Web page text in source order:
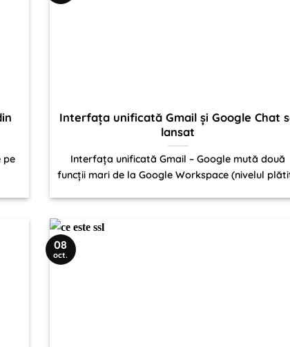
pe
Interfața unificată Gmail și Google Chat
lansat
Interfața unificată Gmail – Google mută două
funcții mari de la Google Workspace (nivelul
08
oct.